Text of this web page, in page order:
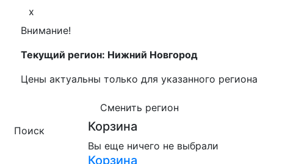
x
Внимание!
Текущий регион: Нижний Новгород
Цены актуальны только для указанного региона
Сменить регион
Поиск
Корзина
Вы еще ничего не выбрали
Корзина